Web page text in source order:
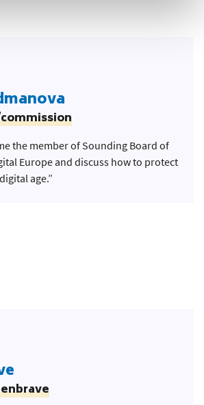
the member of Sounding Board of
Europe and discuss how to protect
age.”